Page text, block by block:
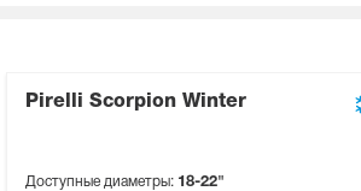
Pirelli Scorpion Winter
Доступные диаметры: 18-22"